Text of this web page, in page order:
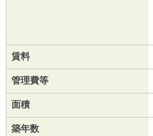
賃料
管理費等
面積
築年数